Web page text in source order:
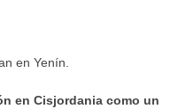
en Yenín.
en Cisjordania como un